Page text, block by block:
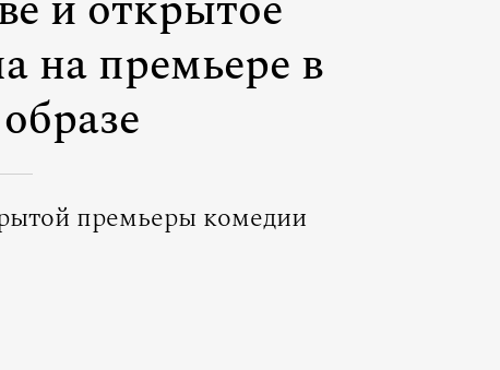
на премьере в
премьеры комедии